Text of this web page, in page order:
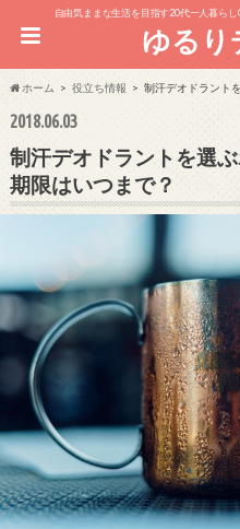
自由気ままな生活を目指す20代一人暮ら
ゆる
ホーム 役立ち情報 制汗デオドラント
2018.06.03
制汗デオドラントを選
期限はいつまで？